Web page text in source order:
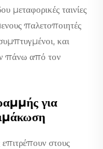
μεταφορικές ταινίες
παλετοποιητές
και
πάνω από τον
για
στους